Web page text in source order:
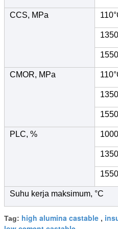
CCS, MPa
CMOR, MPa
PLC, %
Suhu kerja maksimum, °C
Tag: high alumina castable ,